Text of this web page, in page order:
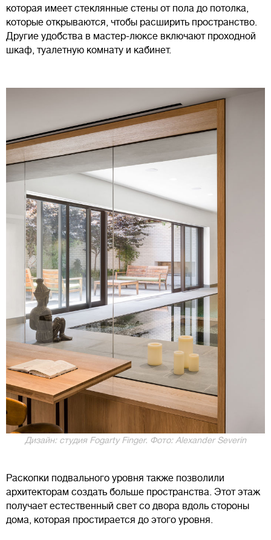
которая имеет стеклянные стены от пола до потолка,
которые открываются, чтобы расширить пространство.
Другие удобства в мастер-люксе включают проходной
шкаф, туалетную комнату и кабинет.
Дизайн: студия Fogarty Finger. Фото: Alexander Severin
Раскопки подвального уровня также позволили
архитекторам создать больше пространства. Этот этаж
получает естественный свет со двора вдоль стороны
дома, которая простирается до этого уровня.